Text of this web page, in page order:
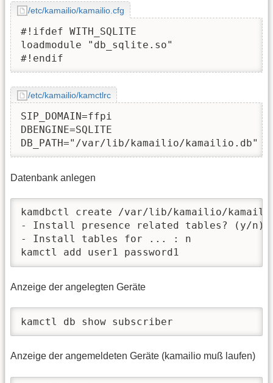
/etc/kamailio/kamailio.cfg
#!ifdef WITH_SQLITE
loadmodule "db_sqlite.so"
#!endif
/etc/kamailio/kamctlrc
SIP_DOMAIN=ffpi
DBENGINE=SQLITE
DB_PATH="/var/lib/kamailio/kamailio.db"
Datenbank anlegen
kamdbctl create /var/lib/kamailio/
- Install presence related tables? (y/
- Install tables for ... : n
kamctl add user1 password1
Anzeige der angelegten Geräte
kamctl db show subscriber
Anzeige der angemeldeten Geräte (kamailio muß laufen)